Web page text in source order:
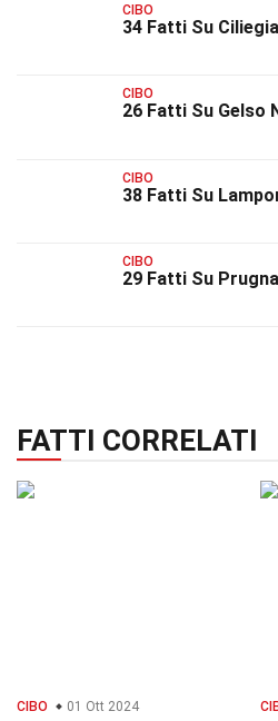
CIBO
34 Fatti Su
CIBO
26 Fatti Su Gelso
CIBO
38 Fatti Su
CIBO
29 Fatti Su
FATTI CORRELATI
CIBO 01 Ott 2024